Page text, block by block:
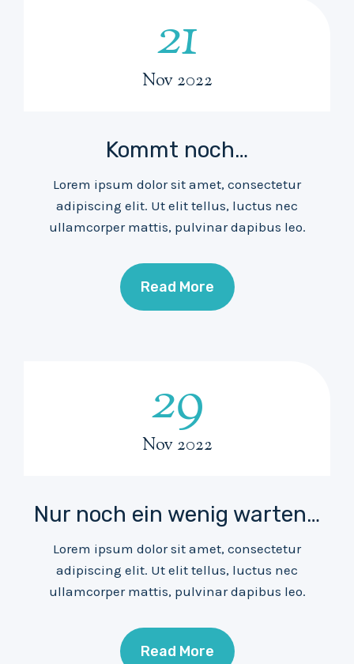
21
Nov 2022
Kommt noch…
Lorem ipsum dolor sit amet, consectetur
adipiscing elit. Ut elit tellus, luctus nec
ullamcorper mattis, pulvinar dapibus leo.
Read More
29
Nov 2022
Nur noch ein wenig warten…
Lorem ipsum dolor sit amet, consectetur
adipiscing elit. Ut elit tellus, luctus nec
ullamcorper mattis, pulvinar dapibus leo.
Read More